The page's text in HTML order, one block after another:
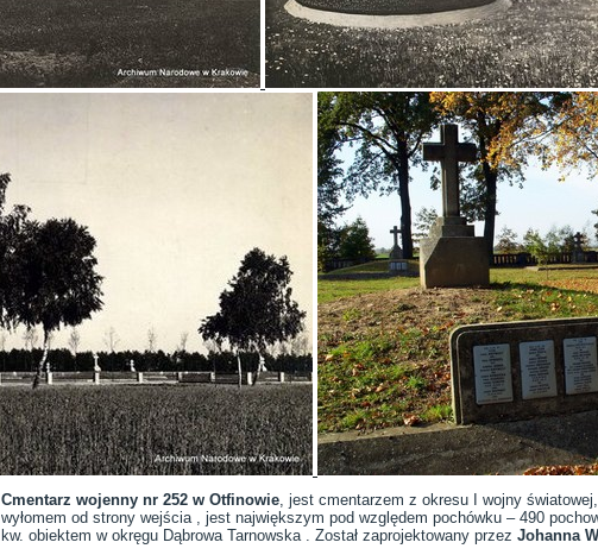
Cmentarz wojenny nr 252 w Otfinowie, jest cmentarzem z okresu I wojny
wyłomem od strony wejścia , jest największym pod względem pochówku – 490
kw. obiektem w okręgu Dąbrowa Tarnowska . Został zaprojektowany przez Johanna